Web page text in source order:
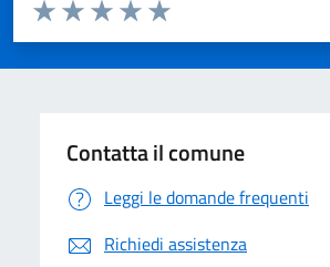
Domanda
Valuta 5 stelle su 5
Valuta 4 stelle su 5
Valuta 3 stelle su 5
Valuta 2 stelle su 5
Valuta 1 stelle su 5
Contatta il comune
Leggi le domande frequenti
Richiedi assistenza